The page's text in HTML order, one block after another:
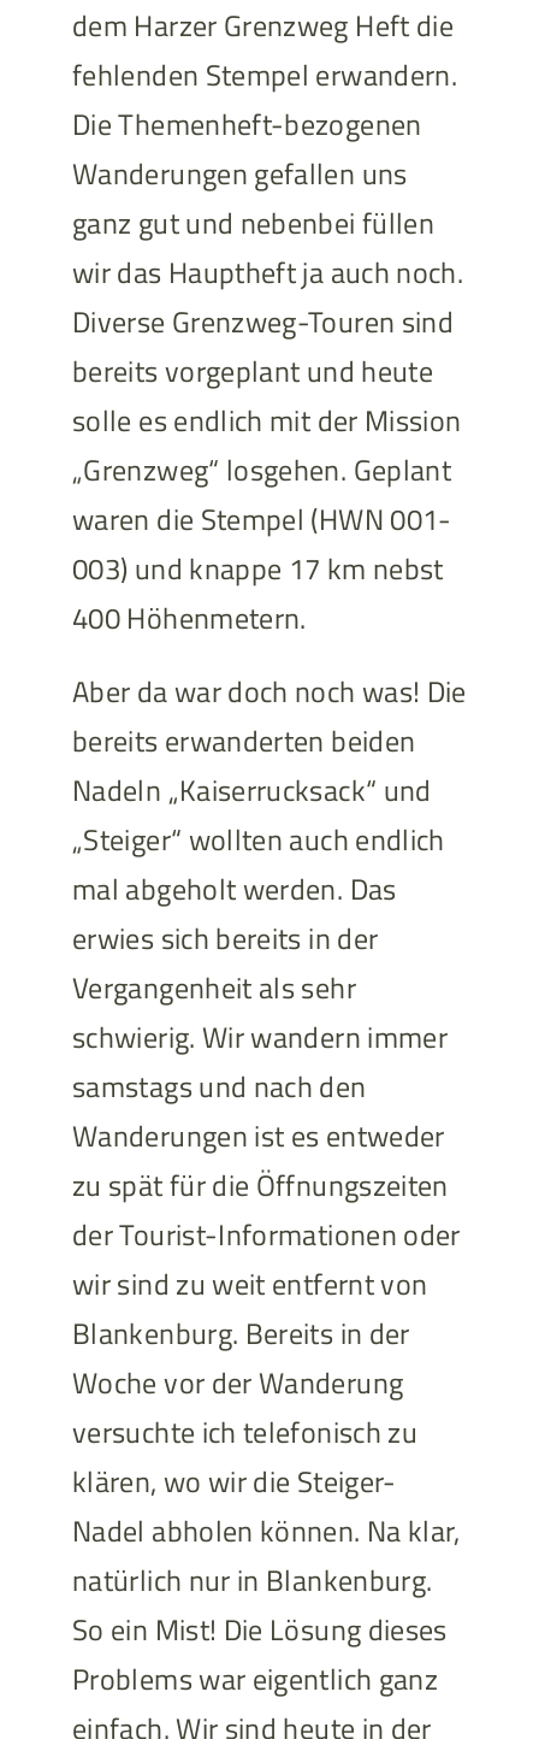
dem Harzer Grenzweg Heft die
fehlenden Stempel erwandern.
Die Themenheft-bezogenen
Wanderungen gefallen uns
ganz gut und nebenbei füllen
wir das Hauptheft ja auch noch.
Diverse Grenzweg-Touren sind
bereits vorgeplant und heute
solle es endlich mit der Mission
„Grenzweg“ losgehen. Geplant
waren die Stempel (HWN 001-
003) und knappe 17 km nebst
400 Höhenmetern.
Aber da war doch noch was! Die
bereits erwanderten beiden
Nadeln „Kaiserrucksack“ und
„Steiger“ wollten auch endlich
mal abgeholt werden. Das
erwies sich bereits in der
Vergangenheit als sehr
schwierig. Wir wandern immer
samstags und nach den
Wanderungen ist es entweder
zu spät für die Öffnungszeiten
der Tourist-Informationen oder
wir sind zu weit entfernt von
Blankenburg. Bereits in der
Woche vor der Wanderung
versuchte ich telefonisch zu
klären, wo wir die Steiger-
Nadel abholen können. Na klar,
natürlich nur in Blankenburg.
So ein Mist! Die Lösung dieses
Problems war eigentlich ganz
einfach. Wir sind heute in der